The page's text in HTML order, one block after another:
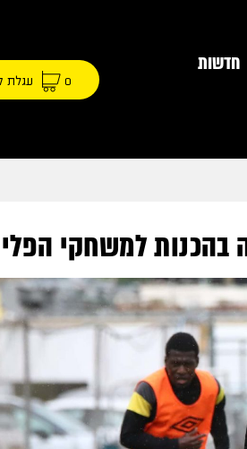
חדשות
0 עגלת
בהכנות למשחקי